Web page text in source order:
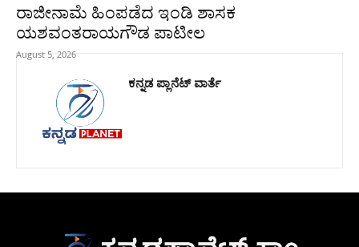
ರಾಜೀನಾಮೆ ಹಿಂಪಡೆದ ಇಂಡಿ ಶಾಸಕ
ಯಶವಂತರಾಯಗೌಡ ಪಾಟೀಲ
August 5, 2026
ಕನ್ನಡ ಪ್ಲಾನೆಟ್ ವಾರ್ತೆ